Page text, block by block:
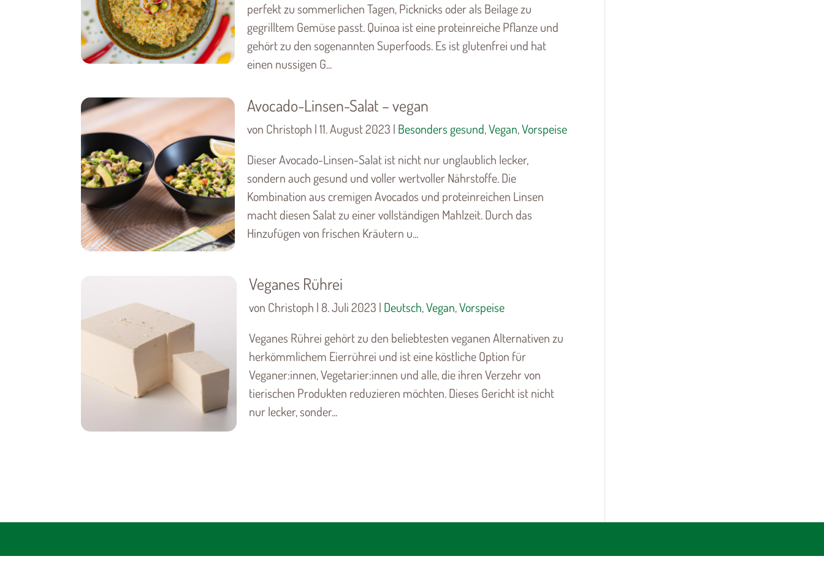
perfekt zu sommerlichen Tagen, Picknicks oder als Beilage zu
gegrilltem Gemüse passt. Quinoa ist eine proteinreiche Pflanze und
gehört zu den sogenannten Superfoods. Es ist glutenfrei und hat
einen nussigen G...
Avocado-Linsen-Salat – vegan
von Christoph | 11. August 2023 | Besonders gesund,Vegan,Vorspeise
Dieser Avocado-Linsen-Salat ist nicht nur unglaublich lecker,
sondern auch gesund und voller wertvoller Nährstoffe. Die
Kombination aus cremigen Avocados und proteinreichen Linsen
macht diesen Salat zu einer vollständigen Mahlzeit. Durch das
Hinzufügen von frischen Kräutern u...
Veganes Rührei
von Christoph | 8. Juli 2023 | Deutsch,Vegan,Vorspeise
Veganes Rührei gehört zu den beliebtesten veganen Alternativen zu
herkömmlichem Eierrührei und ist eine köstliche Option für
Veganer:innen, Vegetarier:innen und alle, die ihren Verzehr von
tierischen Produkten reduzieren möchten. Dieses Gericht ist nicht
nur lecker, sonder...